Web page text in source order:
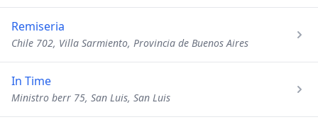
Remiseria
Chile 702, Villa Sarmiento, Provincia de Buenos Aires
In Time
Ministro berr 75, San Luis, San Luis